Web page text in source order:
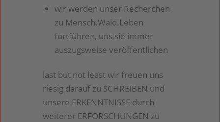
wir werden unser Recherchen
zu Mensch.Wald.Leben
fortführen, uns sie immer
auszugsweise veröffentlichen
last but not least wir freuen uns
riesig darauf zu SCHREIBEN und
unsere ERKENNTNISSE durch
weiterer ERFORSCHUNGEN zu